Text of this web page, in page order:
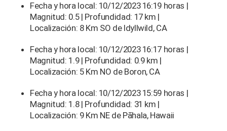
Fecha y hora local: 10/12/2023 16:19 horas |
Magnitud: 0.5 | Profundidad: 17 km |
Localización: 8 Km SO de Idyllwild, CA
Fecha y hora local: 10/12/2023 16:17 horas |
Magnitud: 1.9 | Profundidad: 0.9 km |
Localización: 5 Km NO de Boron, CA
Fecha y hora local: 10/12/2023 15:59 horas |
Magnitud: 1.8 | Profundidad: 31 km |
Localización: 9 Km NE de Pāhala, Hawaii